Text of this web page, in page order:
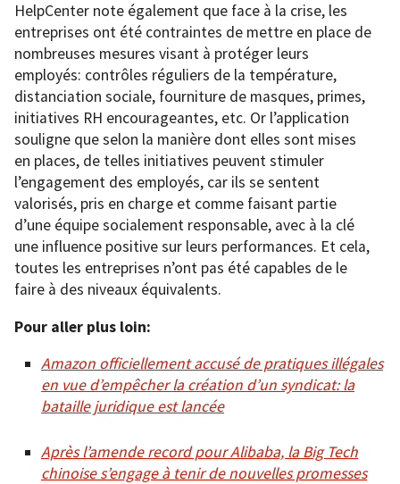
HelpCenter note également que face à la crise, les
entreprises ont été contraintes de mettre en place de
nombreuses mesures visant à protéger leurs
employés: contrôles réguliers de la température,
distanciation sociale, fourniture de masques, primes,
initiatives RH encourageantes, etc. Or l’application
souligne que selon la manière dont elles sont mises
en places, de telles initiatives peuvent stimuler
l’engagement des employés, car ils se sentent
valorisés, pris en charge et comme faisant partie
d’une équipe socialement responsable, avec à la clé
une influence positive sur leurs performances. Et cela,
toutes les entreprises n’ont pas été capables de le
faire à des niveaux équivalents.
Pour aller plus loin:
Amazon officiellement accusé de pratiques illégales
en vue d’empêcher la création d’un syndicat: la
bataille juridique est lancée
Après l’amende record pour Alibaba, la Big Tech
chinoise s’engage à tenir de nouvelles promesses